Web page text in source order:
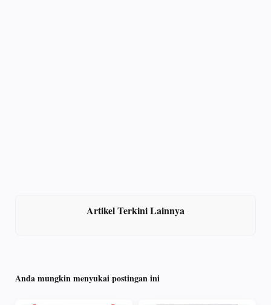
Artikel Terkini Lainnya
Anda mungkin menyukai postingan ini